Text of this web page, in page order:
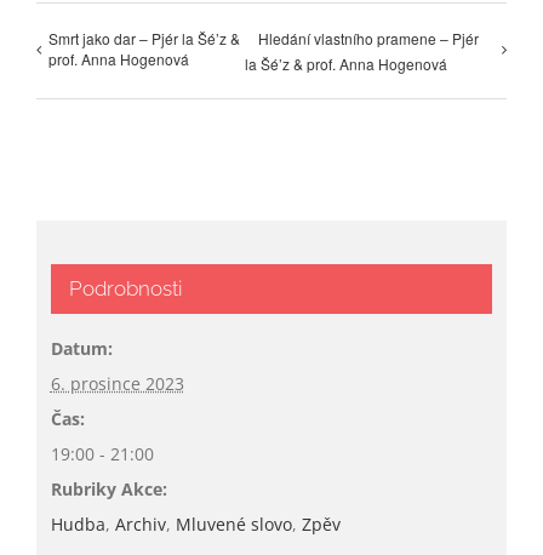
Smrt jako dar – Pjér la Šé’z &
prof. Anna Hogenová
Hledání vlastního pramene – Pjér
la Šé’z & prof. Anna Hogenová
Podrobnosti
Datum:
6. prosince 2023
Čas:
19:00 - 21:00
Rubriky Akce:
Hudba, Archiv, Mluvené slovo, Zpěv